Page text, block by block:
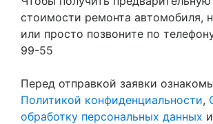
стоимости ремонта автомобиля,
или просто позвоните по
99-55
Перед отправкой заявки
Политикой конфиденциальности,
обработку персональных данных и